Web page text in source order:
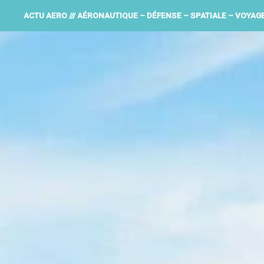
ACTU AERO /// AÉRONAUTIQUE – DÉFENSE – SPATIALE –